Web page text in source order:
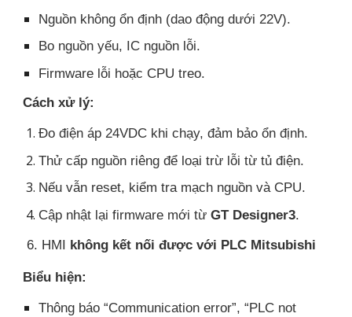
Nguồn không ổn định (dao động dưới 22V).
Bo nguồn yếu, IC nguồn lỗi.
Firmware lỗi hoặc CPU treo.
Cách xử lý:
Đo điện áp 24VDC khi chạy, đảm bảo ổn định.
Thử cấp nguồn riêng để loại trừ lỗi từ tủ điện.
Nếu vẫn reset, kiểm tra mạch nguồn và CPU.
Cập nhật lại firmware mới từGT Designer3.
6. HMI không kết nối được với PLC Mitsubishi
Biểu hiện:
Thông báo “Communication error”, “PLC not